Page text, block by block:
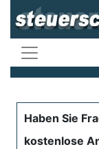
Haben Sie
kostenlose